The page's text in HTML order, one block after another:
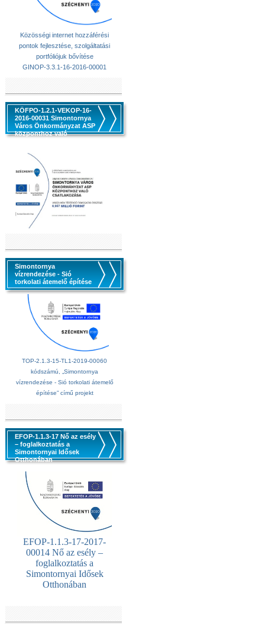
Közösségi internet hozzáférési
pontok fejlesztése, szolgáltatási
portfóliójuk bővítése
GINOP-3.3.1-16-2016-00001
KÖFPO-1.2.1-VEKOP-16-
2016-00031 Simontornya
Város Önkormányzat ASP
központhoz való
Simontornya
vízrendezése - Sió
torkolati átemelő építése
TOP-2.1.3-15-TL1-2019-00060
kódszámú, „Simontornya
vízrendezése - Sió torkolati átemelő
építése” című projekt
EFOP-1.1.3-17 Nő az esély
– foglalkoztatás a
Simontornyai Idősek
Otthonában
EFOP-1.1.3-17-2017-
00014 Nő az esély –
foglalkoztatás a
Simontornyai Idősek
Otthonában